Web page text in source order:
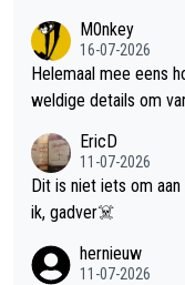
M0nkey
16-07-2026
Helemaal mee eens
weldige details om
EricD
11-07-2026
Dit is niet iets om
ik, gadver☠️
hernieuw
11-07-2026